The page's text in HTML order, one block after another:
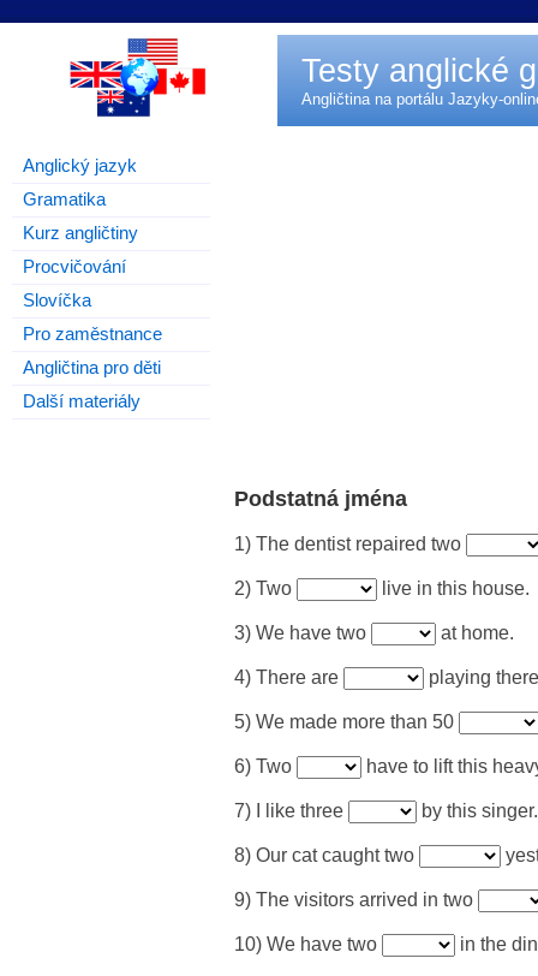
Testy anglické
Angličtina na portálu Jazyky-
Anglický jazyk
Gramatika
Kurz angličtiny
Procvičování
Slovíčka
Pro zaměstnance
Angličtina pro děti
Další materiály
Podstatná jména
1) The dentist repaired two
2) Two live in this house.
3) We have two at home.
4) There are playing
5) We made more than 50
6) Two have to lift this
7) I like three by this singer.
8) Our cat caught two
9) The visitors arrived in two
10) We have two in the